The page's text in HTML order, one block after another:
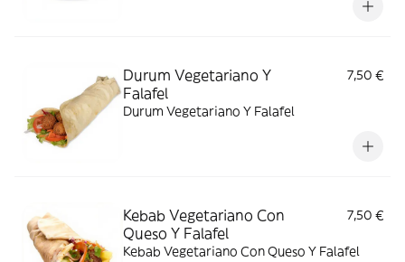
Durum Vegetariano Y
Falafel
7,50 €
Durum Vegetariano Y Falafel
Kebab Vegetariano Con
Queso Y Falafel
7,50 €
Kebab Vegetariano Con Queso Y Falafel